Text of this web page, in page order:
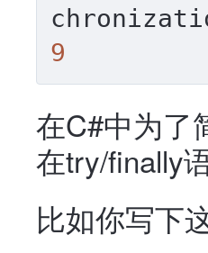
9
在C#中为了
在try/finally
比如你写下